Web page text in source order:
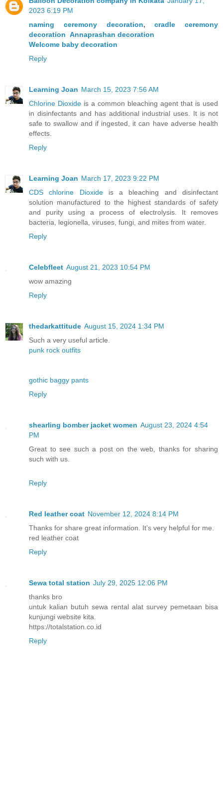
2023 6:19 PM
naming ceremony decoration,cradle ceremony
decoration Annaprashan decoration
Welcome baby decoration
Reply
Learning Joan March 15, 2023 7:56 AM
Chlorine Dioxide is a common bleaching agent that is used
in disinfectants and has additional industrial uses. It is not
safe to swallow and if ingested, it can have adverse health
effects.
Reply
Learning Joan March 17, 2023 9:22 PM
CDS chlorine Dioxideis a bleaching and disinfectant
solution manufactured to the highest standards of safety
and purity using a process of electrolysis. It removes
bacteria, legionella, viruses, fungi, and mites from water.
Reply
Celebfleet August 21, 2023 10:54 PM
wow amazing
Reply
thedarkattitude August 15, 2024 1:34 PM
Such a very useful article.
punk rock outfits
gothic baggy pants
Reply
shearling bomber jacket women August 23, 2024 4:54
PM
Great to see such a post on the web, thanks for sharing
such with us.
Reply
Red leather coat November 12, 2024 8:14 PM
Thanks for share great information. It’s very helpful for me.
red leather coat
Reply
Sewa total station July 29, 2025 12:06 PM
thanks bro
untuk kalian butuh sewa rental alat survey pemetaan bisa
kunjungi website kita.
https://totalstation.co.id
Reply